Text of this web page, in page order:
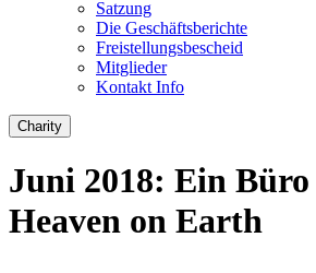
Satzung
Die Geschäftsberichte
Freistellungsbescheid
Mitglieder
Kontakt Info
Charity
Juni 2018: Ein
Heaven on Earth